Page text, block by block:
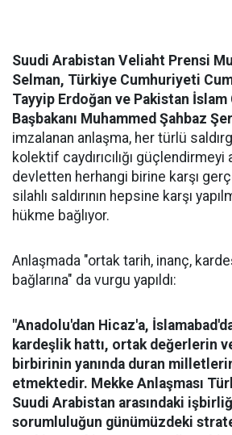
Suudi Arabistan Veliaht Prensi
Selman, Türkiye Cumhuriyeti
Tayyip Erdoğan ve Pakistan
Başbakanı Muhammed Şahbaz
imzalanan anlaşma, her türlü
kolektif caydırıcılığı güçlendirmeyi
devletten herhangi birine karşı
silahlı saldırının hepsine karşı
hükme bağlıyor.
Anlaşmada "ortak tarih, inanç,
bağlarına" da vurgu yapıldı:
"Anadolu'dan Hicaz'a,
kardeşlik hattı, ortak değerlerin
birbirinin yanında duran
etmektedir. Mekke Anlaşması
Suudi Arabistan arasındaki
sorumluluğun günümüzdeki